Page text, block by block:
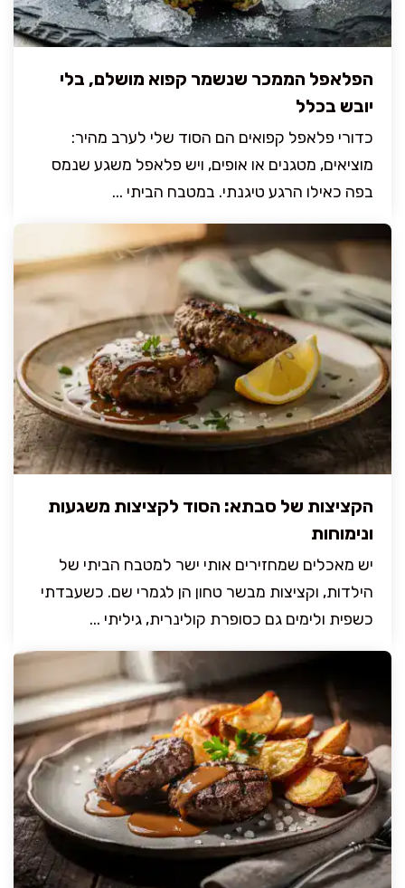
הפלאפל הממכר שנשמר קפוא מושלם, בלי
יובש בכלל
כדורי פלאפל קפואים הם הסוד שלי לערב מהיר:
מוציאים, מטגנים או אופים, ויש פלאפל משגע שנמס
בפה כאילו הרגע טיגנתי. במטבח הביתי ...
הקציצות של סבתא: הסוד לקציצות משגעות
ונימוחות
יש מאכלים שמחזירים אותי ישר למטבח הביתי של
הילדות, וקציצות מבשר טחון הן לגמרי שם. כשעבדתי
כשפית ולימים גם כסופרת קולינרית, גיליתי ...